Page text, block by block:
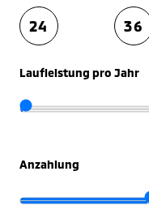
24 36
Laufleistung pro Jahr
Anzahlung